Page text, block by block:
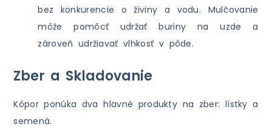
bez konkurencie o živiny a vodu. Mulčovanie
môže pomôcť udržať buriny na uzde a
zároveň udržiavať vlhkosť v pôde.
Zber a Skladovanie
Kôpor ponúka dva hlavné produkty na zber: lístky a
semená.